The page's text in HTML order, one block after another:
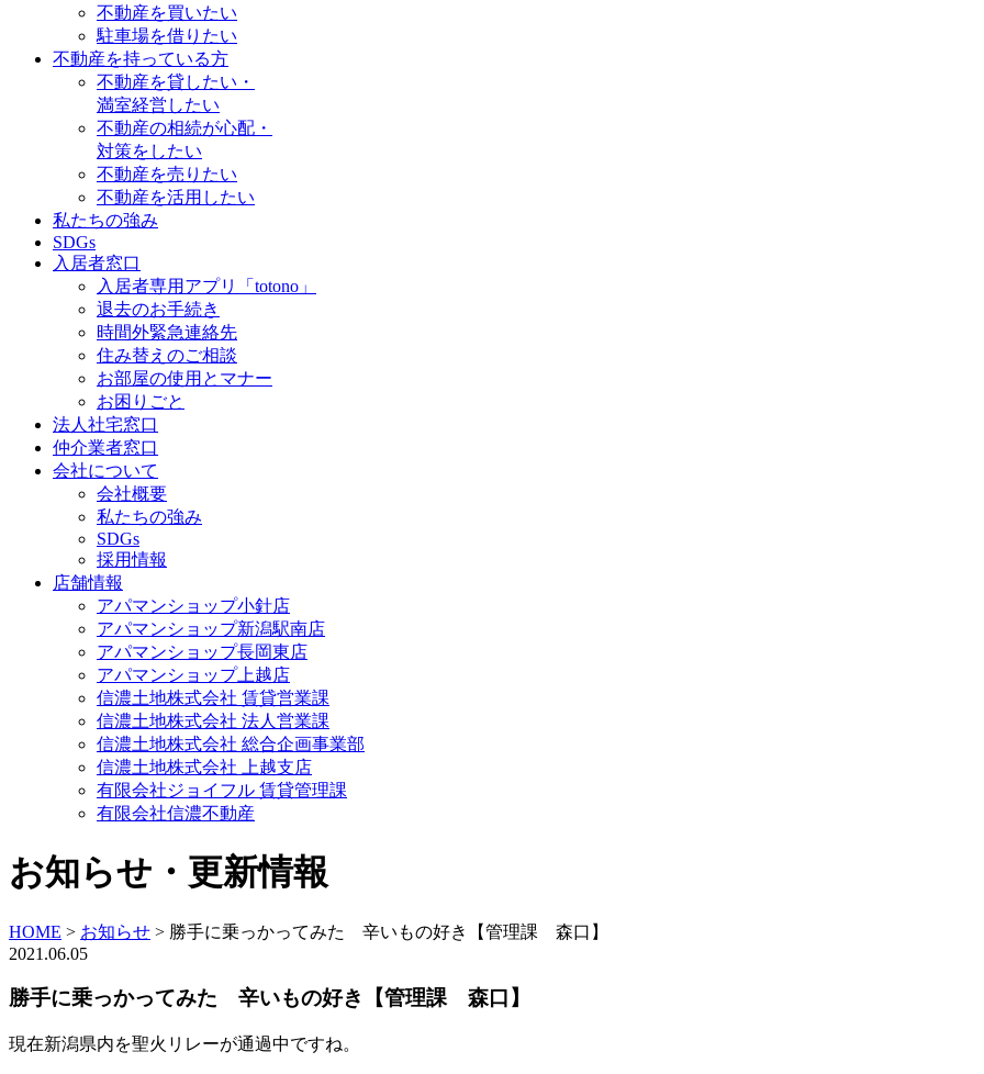
不動産を買いたい
駐車場を借りたい
不動産を持っている方
不動産を貸したい・
満室経営したい
不動産の相続が心配・
対策をしたい
不動産を売りたい
不動産を活用したい
私たちの強み
SDGs
入居者窓口
入居者専用アプリ「totono」
退去のお手続き
時間外緊急連絡先
住み替えのご相談
お部屋の使用とマナー
お困りごと
法人社宅窓口
仲介業者窓口
会社について
会社概要
私たちの強み
SDGs
採用情報
店舗情報
アパマンショップ小針店
アパマンショップ新潟駅南店
アパマンショップ長岡東店
アパマンショップ上越店
信濃土地株式会社 賃貸営業課
信濃土地株式会社 法人営業課
信濃土地株式会社 総合企画事業部
信濃土地株式会社 上越支店
有限会社ジョイフル 賃貸管理課
有限会社信濃不動産
お知らせ・更新情報
HOME > お知らせ > 勝手に乗っかってみた 辛いもの好き【管理課 森口】
2021.06.05
勝手に乗っかってみた 辛いもの好き【管理課 森口】
現在新潟県内を聖火リレーが通過中ですね。